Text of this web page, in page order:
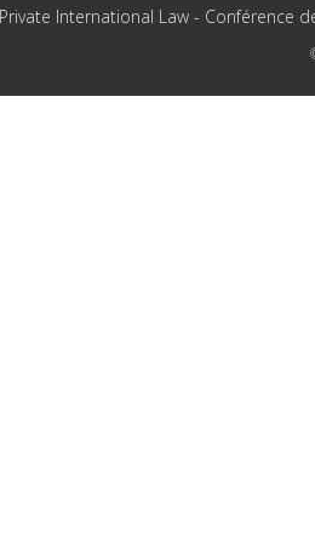
International Law - Conférence